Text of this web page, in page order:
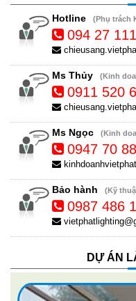
Hotline (Phụ trách
094 27
Ms Thủy (Kinh
0911 520
Ms Ngọc (Kinh
0947 70
Bảo hành (Kỹ
0987 486
DỰ ÁN